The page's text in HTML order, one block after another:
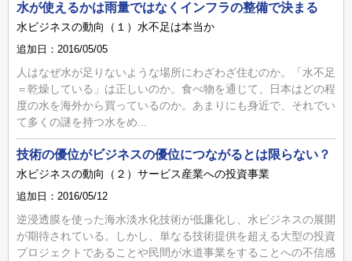
水が使えるかは雨量ではなくインフラの整備で決まる
水ビジネスの動向（１）水不足は本当か
追加日：2016/05/05
人はなぜ水が足りないような場所にわざわざ住むのか。「水不足
＝乾燥している」は正しいのか。食べ物を通じて、日本はどの程
度の水を海外から買っているのか。あまりにも身近で、それでい
て多くの謎を持つ水をめ...
技術の優位がビジネスの優位につながるとは限らない？
水ビジネスの動向（２）サービス産業への投資事業
追加日：2016/05/12
逆浸透膜を使った海水淡水化技術が低廉化し、水ビジネスの展開
が期待されている。しかし、単なる技術提供を超える大型の投資
プロジェクトであることや民間が水道事業をすることへの不信感